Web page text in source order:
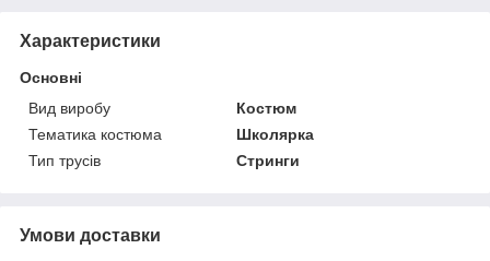
Характеристики
Основні
Вид виробу
Костюм
Тематика костюма
Школярка
Тип трусів
Стринги
Умови доставки